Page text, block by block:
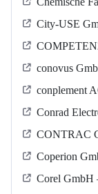
City-USE
conovus
conplement
Conrad
CONTRAC
Coperion
Corel GmbH